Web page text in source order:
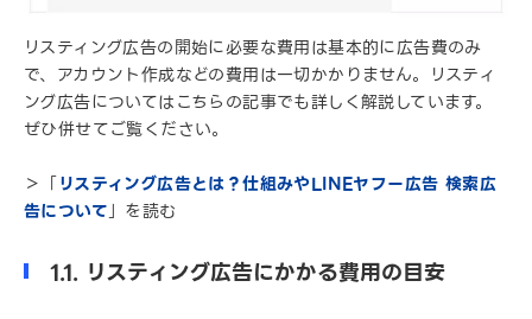
リスティング広告の開始に必要な費用は基本的に広告費のみ
で、アカウント作成などの費用は一切かかりません。リスティ
ング広告についてはこちらの記事でも詳しく解説しています。
ぜひ併せてご覧ください。
＞「リスティング広告とは？仕組みやLINEヤフー広告 検索広
告について」を読む
1.1. リスティング広告にかかる費用の目安